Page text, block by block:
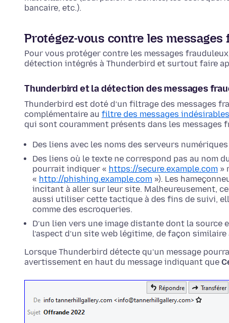
bancaire, etc.).
Protégez-vous contre les
Pour vous protéger contre les messages
détection intégrés à Thunderbird et surtout faire
Thunderbird et la détection des messages
Thunderbird est doté d’un filtrage des messages
complémentaire au filtre des messages indésirables
qui sont couramment présents dans les messages
Des liens avec les noms des serveurs numériques
Des liens où le texte ne correspond pas au nom
pourrait indiquer « https://secure.example.com »
« http://phishing.example.com »). Les
incitant à aller sur leur site. Malheureusement,
aussi utiliser cette tactique à des fins de suivi,
comme des escroqueries.
D’un lien vers une image distante dont la
l’aspect d’un site web légitime, de façon
Lorsque Thunderbird détecte qu’un message
avertissement en haut du message indiquant que